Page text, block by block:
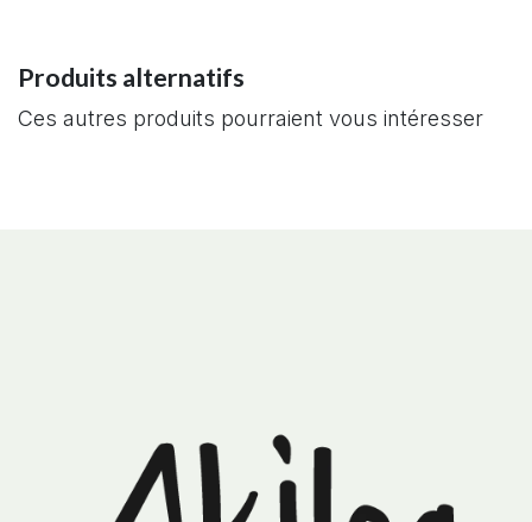
Produits alternatifs
Ces autres produits pourraient vous intéresser